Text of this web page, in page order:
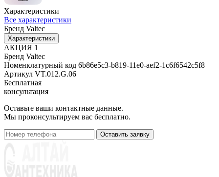
Характеристики
Все характеристики
Бренд Valtec
Характеристики
АКЦИЯ 1
Бренд Valtec
Номенклатурный код 6b86e5c3-b819-11e0-aef2-1c6f6542c5f8
Артикул VT.012.G.06
Бесплатная
консультация
Оставьте ваши контактные данные.
Мы проконсультируем вас бесплатно.
Оставить заявку